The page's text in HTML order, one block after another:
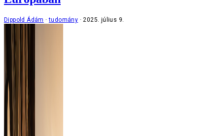
Dippold Ádám tudomány 2025. július 9.